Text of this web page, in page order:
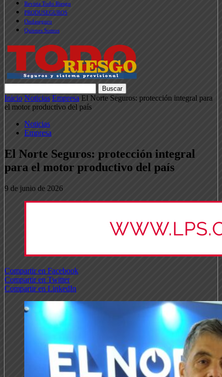
Revista Todo Riesgo
PRODUSEGUROS
Ondaseguro
Quienes Somos
Inicio Noticias Empresa El Norte Seguros: protección integral para
el motor productivo del país
Noticias
Empresa
El Norte Seguros: protección integral
para el motor productivo del país
9 de junio de 2026
Compartir en Facebook
Compartir en Twitter
Compartir en LinkedIn